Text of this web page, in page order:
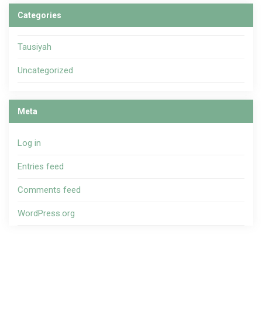
Categories
Tausiyah
Uncategorized
Meta
Log in
Entries feed
Comments feed
WordPress.org